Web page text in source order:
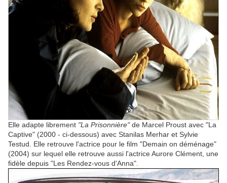
Elle adapte librement "La Prisonnière"de Marcel Proust avec "La
Captive" (2000 - ci-dessous) avec Stanilas Merhar et Sylvie
Testud. Elle retrouve l'actrice pour le film "Demain on déménage"
(2004) sur lequel elle retrouve aussi l'actrice Aurore Clément, une
fidèle depuis "Les Rendez-vous d'Anna".